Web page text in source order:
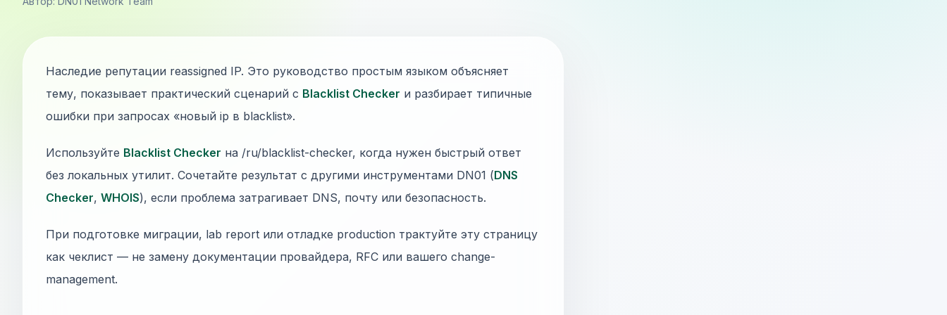
Наследие репутации reassigned IP. Это руководство простым языком объясняет
тему, показывает практический сценарий с Blacklist Checker и разбирает типичные
ошибки при запросах «новый ip в blacklist».
Используйте Blacklist Checker на /ru/blacklist-checker, когда нужен быстрый ответ
без локальных утилит. Сочетайте результат с другими инструментами DN01 (DNS
Checker, WHOIS), если проблема затрагивает DNS, почту или безопасность.
При подготовке миграции, lab report или отладке production трактуйте эту страницу
как чеклист — не замену документации провайдера, RFC или вашего change-
management.